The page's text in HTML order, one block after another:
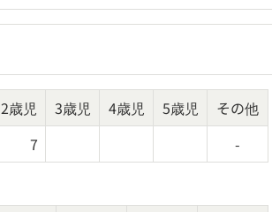
2歳児 3歳児 4歳児 5歳児
その他
7 -